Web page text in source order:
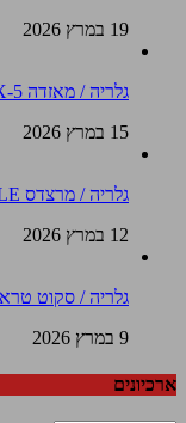
19 במרץ 2026
גלריה / מאזדה CX-5
15 במרץ 2026
גלריה / מרצדס VLE
12 במרץ 2026
גלריה / סקוט
9 במרץ 2026
ארכיונים